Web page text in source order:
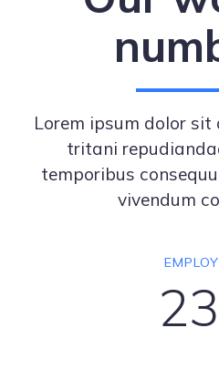
Lorem ipsum dolor
tritani
temporibus
vivendum